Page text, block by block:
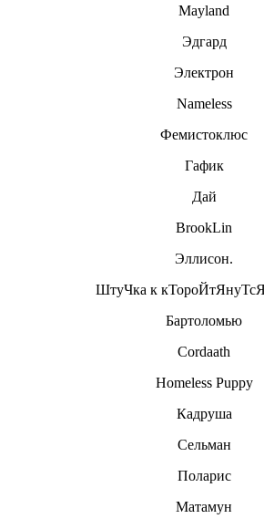
Mayland
Эдгард
Электрон
Nameless
Фемистоклюс
Гафик
Дай
BrookLin
Эллисон.
ШтуЧка к
Бартоломью
Cordaath
Homeless Puppy
Кадруша
Сельман
Поларис
Матамун